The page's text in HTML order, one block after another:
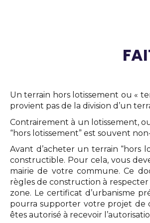
Body
Un terrain hors lotissement ou «
provient pas de la division d’un
Contrairement à un lotissement,
“hors lotissement” est souvent
Avant d’acheter un terrain “hors
constructible. Pour cela, vous
mairie de votre commune. Ce
règles de construction à
zone. Le certificat d’urbanisme
pourra supporter votre projet de
êtes autorisé à recevoir